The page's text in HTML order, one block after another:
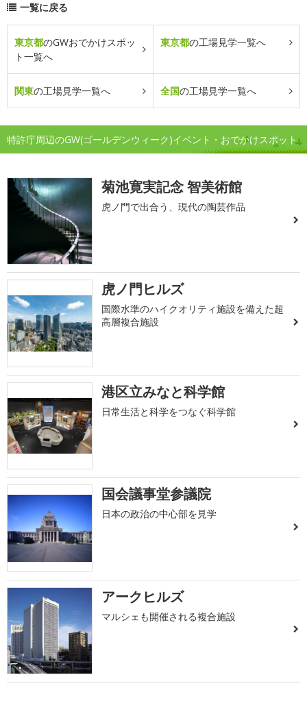
一覧に戻る
東京都のGWおでかけスポッ
ト一覧へ
東京都の工場見学一覧へ
関東の工場見学一覧へ 全国の工場見学一覧へ
特許庁周辺のGW(ゴールデンウィーク)イベント・おでかけスポット
菊池寛実記念 智美術館
虎ノ門で出合う、現代の陶芸作品
虎ノ門ヒルズ
国際水準のハイクオリティ施設を備えた超
高層複合施設
港区立みなと科学館
日常生活と科学をつなぐ科学館
国会議事堂参議院
日本の政治の中心部を見学
アークヒルズ
マルシェも開催される複合施設